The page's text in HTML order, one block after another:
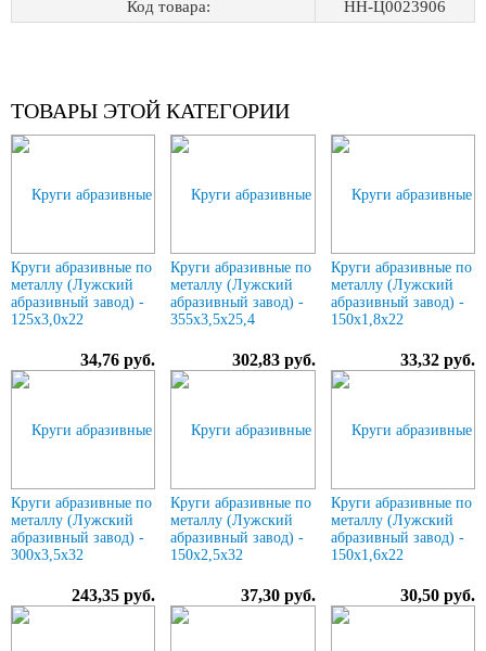
Код товара: НН-Ц0023906
ТОВАРЫ ЭТОЙ КАТЕГОРИИ
Круги абразивные по
металлу (Лужский
абразивный завод) -
125х3,0х22
34,76 руб.
Круги абразивные по
металлу (Лужский
абразивный завод) -
355х3,5х25,4
302,83 руб.
Круги абразивные по
металлу (Лужский
абразивный завод) -
150х1,8х22
33,32 руб.
Круги абразивные по
металлу (Лужский
абразивный завод) -
300х3,5х32
243,35 руб.
Круги абразивные по
металлу (Лужский
абразивный завод) -
150х2,5х32
37,30 руб.
Круги абразивные по
металлу (Лужский
абразивный завод) -
150х1,6х22
30,50 руб.